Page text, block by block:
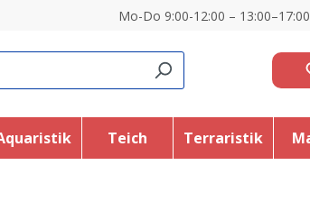
Mo-Do 9:00-12:00 –
Teich Terraristik